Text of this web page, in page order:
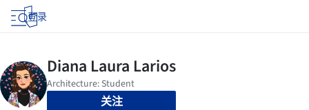
登录
关注